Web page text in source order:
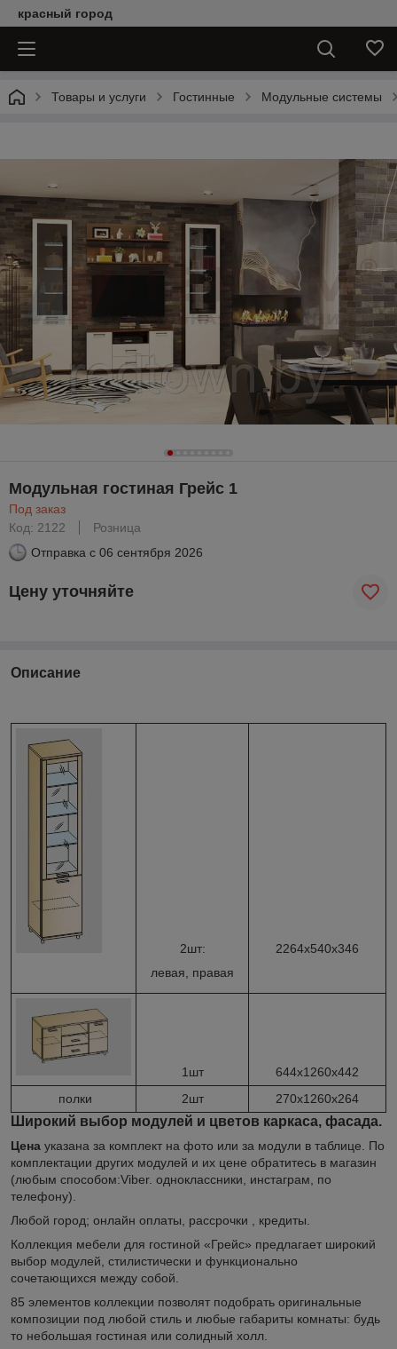
красный город
Товары и услуги Гостинные Модульные системы
Модульная гостиная Грейс 1
Под заказ
Код: 2122
Розница
Отправка с 06 сентября 2026
Цену уточняйте
Описание
2шт:
левая, правая
2264х540х346
1шт
644х1260х442
полки
2шт 270х1260х264
Широкий выбор модулей и цветов каркаса, фасада.
Цена указана за комплект на фото или за модули в таблице. По
комплектации других модулей и их цене обратитесь в магазин
(любым способом:Viber. одноклассники, инстаграм, по
телефону).
Любой город; онлайн оплаты, рассрочки , кредиты.
Коллекция мебели для гостиной «Грейс» предлагает широкий
выбор модулей, стилистически и функционально
сочетающихся между собой.
85 элементов коллекции позволят подобрать оригинальные
композиции под любой стиль и любые габариты комнаты: будь
то небольшая гостиная или солидный холл.